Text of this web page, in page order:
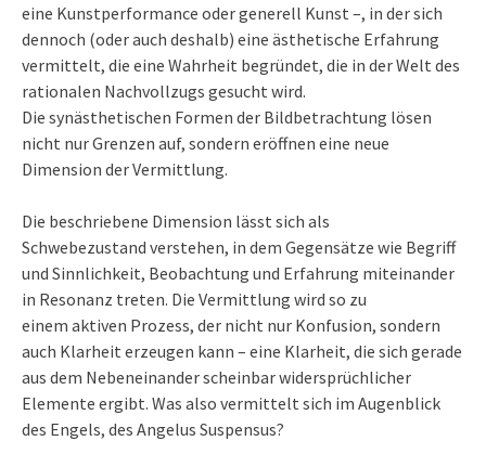
eine Kunstperformance oder generell Kunst –, in der sich
dennoch (oder auch deshalb) eine ästhetische Erfahrung
vermittelt, die eine Wahrheit begründet, die in der Welt des
rationalen Nachvollzugs gesucht wird.
Die synästhetischen Formen der Bildbetrachtung lösen
nicht nur Grenzen auf, sondern eröffnen eine neue
Dimension der Vermittlung.
Die beschriebene Dimension lässt sich als
Schwebezustand verstehen, in dem Gegensätze wie Begriff
und Sinnlichkeit, Beobachtung und Erfahrung miteinander
in Resonanz treten. Die Vermittlung wird so zu
einem aktiven Prozess, der nicht nur Konfusion, sondern
auch Klarheit erzeugen kann – eine Klarheit, die sich gerade
aus dem Nebeneinander scheinbar widersprüchlicher
Elemente ergibt. Was also vermittelt sich im Augenblick
des Engels, des Angelus Suspensus?